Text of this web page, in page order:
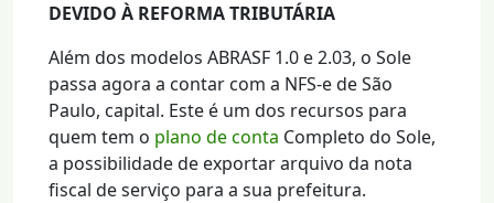
DEVIDO À REFORMA TRIBUTÁRIA
Além dos modelos ABRASF 1.0 e 2.03, o Sole
passa agora a contar com a NFS-e de São
Paulo, capital. Este é um dos recursos para
quem tem o plano de conta Completo do Sole,
a possibilidade de exportar arquivo da nota
fiscal de serviço para a sua prefeitura.